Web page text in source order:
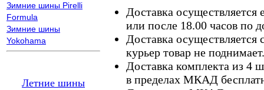
Зимние шины Pirelli
Formula
Зимние шины
Yokohama
Летние шины
Доставка осуществляется
или после 18.00 часов по
Доставка осуществляется
курьер товар не поднимает.
Доставка комплекта из 4
в пределах МКАД